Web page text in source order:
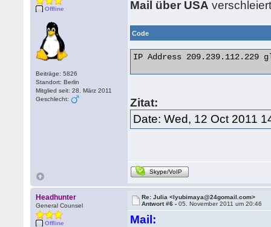
Offline
Beiträge: 5826
Standort: Berlin
Mitglied seit: 28. März 2011
Geschlecht:
Mail über USA
Code
IP Address
Zitat:
Date: Wed, 12 Oct 2011
Skype/VoIP
Headhunter
General Counsel
Offline
Re: Julia <lyubimaya@24gomail.com>
Antwort #6 -05. November 2011 um 20:46
Mail: